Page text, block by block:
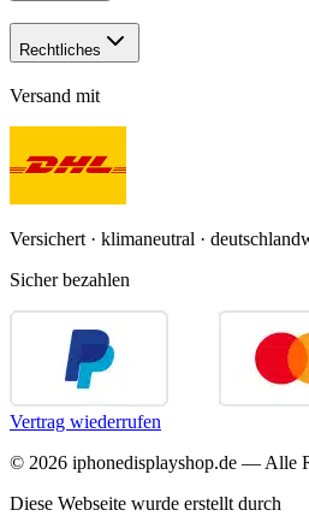
Rechtliches
Versand mit
Versichert · klimaneutral ·
Sicher bezahlen
Vertrag wiederrufen
© 2026 iphonedisplayshop.de — Alle
Diese Webseite wurde erstellt durch